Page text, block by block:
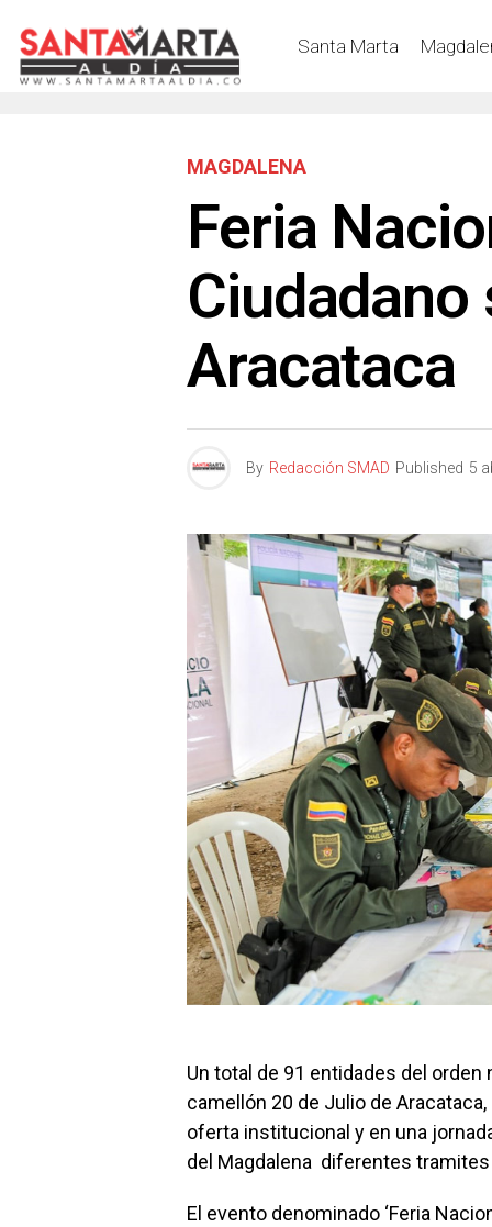
Santa Marta
MAGDALENA
Feria
Ciudadano
Aracataca
By Redacción SMAD Published 5
Un total de 91 entidades del orden
camellón 20 de Julio de
oferta institucional y en una
del Magdalena diferentes
El evento denominado ‘Feria